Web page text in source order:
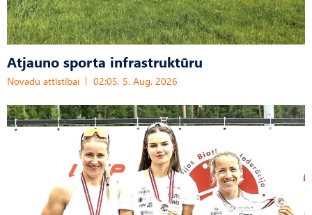
Atjauno sporta infrastruktūru
Novadu attīstībai 02:05, 5. Aug, 2026